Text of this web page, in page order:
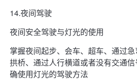
14.夜间驾驶
夜间安全驾驶与灯光的使用
掌握夜间起步、会车、超车、通过
拱桥、通过人行横道或者没有交通
确使用灯光的驾驶方法